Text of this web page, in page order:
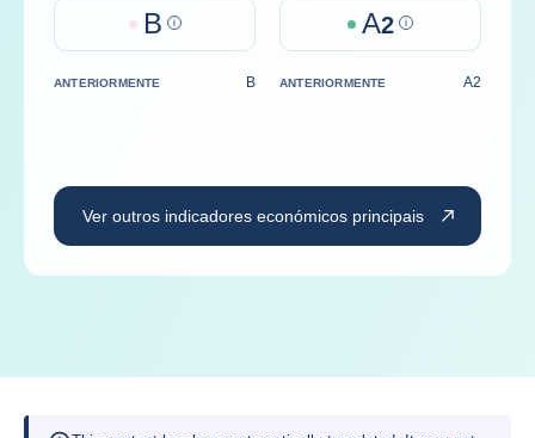
B Help A2 Help
ANTERIORMENTE B ANTERIORMENTE A2
Ver outros indicadores económicos principais